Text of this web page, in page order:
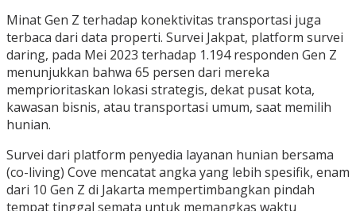
Minat Gen Z terhadap konektivitas transportasi juga
terbaca dari data properti. Survei Jakpat, platform survei
daring, pada Mei 2023 terhadap 1.194 responden Gen Z
menunjukkan bahwa 65 persen dari mereka
memprioritaskan lokasi strategis, dekat pusat kota,
kawasan bisnis, atau transportasi umum, saat memilih
hunian.
Survei dari platform penyedia layanan hunian bersama
(co-living) Cove mencatat angka yang lebih spesifik, enam
dari 10 Gen Z di Jakarta mempertimbangkan pindah
tempat tinggal semata untuk memangkas waktu